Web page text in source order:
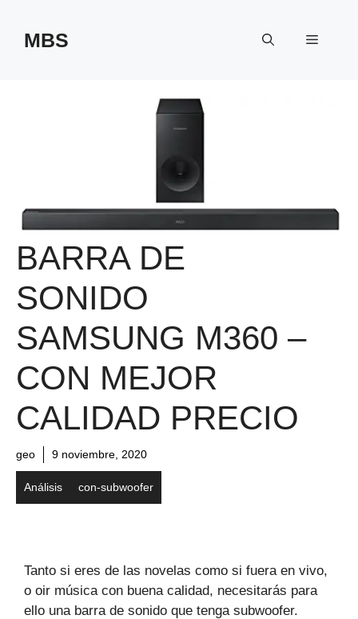
contenido
MBS Menú
BARRA DE
SONIDO
SAMSUNG M360 –
CON MEJOR
CALIDAD PRECIO
geo 9 noviembre, 2020
Análisis con-subwoofer
Tanto si eres de las novelas como si fuera en vivo,
o oir música con buena calidad, necesitarás para
ello una barra de sonido que tenga subwoofer.